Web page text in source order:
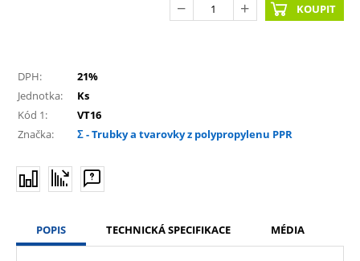
KOUPIT
DPH:
21%
Jednotka:
Ks
Kód 1:
VT16
Značka:
Σ - Trubky a tvarovky z polypropylenu PPR
POPIS TECHNICKÁ SPECIFIKACE MÉDIA